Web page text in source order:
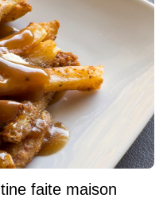
faite maison